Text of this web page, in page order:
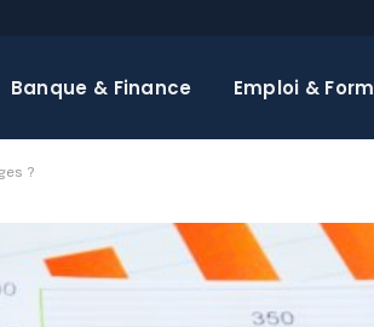
Banque & Finance Emploi &
?